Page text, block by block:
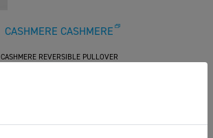
CASHMERE CASHMERE
CASHMERE REVERSIBLE PULLOVER